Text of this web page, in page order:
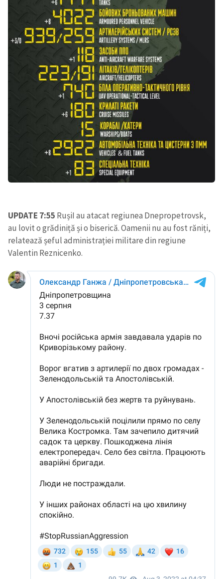
UPDATE 7:55 RușiI au atacat regiunea Dnepropetrovsk,
au lovit o grădiniță și o biserică. Oamenii nu au fost răniți,
relatează șeful administrației militare din regiune
Valentin Reznicenko.